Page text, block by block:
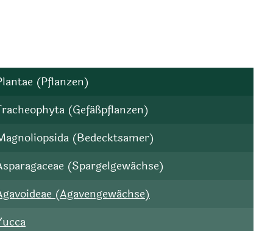
(Pflanzen)
(Gefäßpflanzen)
(Bedecktsamer)
(Spargelgewächse)
(Agavengewächse)